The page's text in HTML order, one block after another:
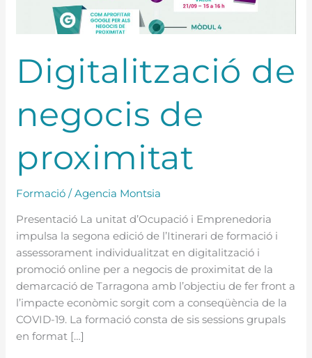
Digitalització de
negocis de
proximitat
Formació /Agencia Montsia
Presentació La unitat d’Ocupació i Emprenedoria
impulsa la segona edició de l’Itinerari de formació i
assessorament individualitzat en digitalització i
promoció online per a negocis de proximitat de la
demarcació de Tarragona amb l’objectiu de fer front a
l’impacte econòmic sorgit com a conseqüència de la
COVID-19. La formació consta de sis sessions grupals
en format […]